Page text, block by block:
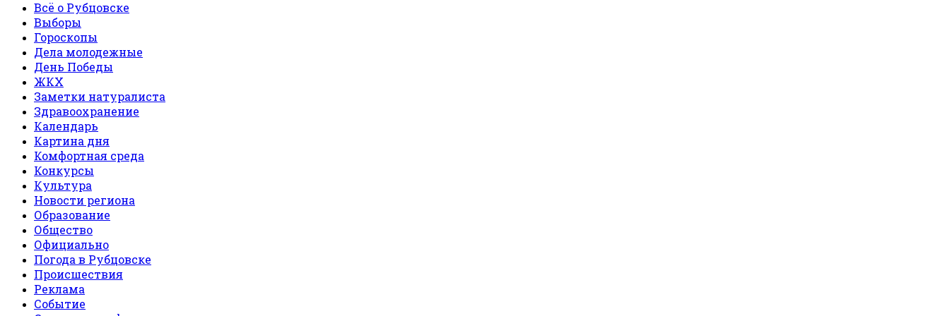
Всё о Рубцовске
Выборы
Гороскопы
Дела молодежные
День Победы
ЖКХ
Заметки натуралиста
Здравоохранение
Календарь
Картина дня
Комфортная среда
Конкурсы
Культура
Новости региона
Образование
Общество
Официально
Погода в Рубцовске
Происшествия
Реклама
Событие